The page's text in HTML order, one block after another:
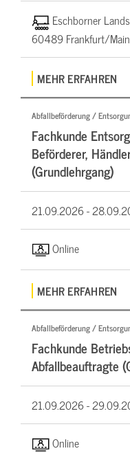
Eschborner
60489 Frankfurt/Main
MEHR ERFAHREN
Abfallbeförderung /
Fachkunde
Beförderer,
(Grundlehrgang)
21.09.2026 -
Online
MEHR ERFAHREN
Abfallbeförderung /
Fachkunde
Abfallbeauftragte
21.09.2026 -
Online